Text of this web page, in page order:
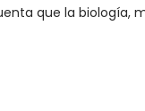
que la biología,